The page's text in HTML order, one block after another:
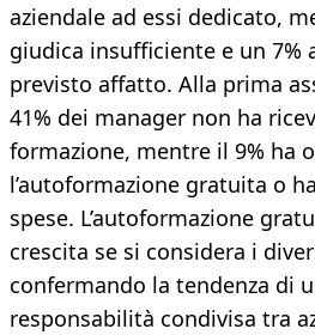
aziendale ad essi dedicato,
giudica insufficiente e un 7%
previsto affatto. Alla prima
41% dei manager non ha
formazione, mentre il 9% ha
l’autoformazione gratuita o
spese. L’autoformazione
crescita se si considera i
confermando la tendenza di
responsabilità condivisa tra